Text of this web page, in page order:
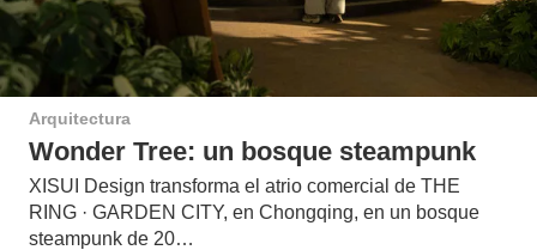
Arquitectura
Wonder Tree: un bosque steampunk
XISUI Design transforma el atrio comercial de THE
RING · GARDEN CITY, en Chongqing, en un bosque
steampunk de 20…